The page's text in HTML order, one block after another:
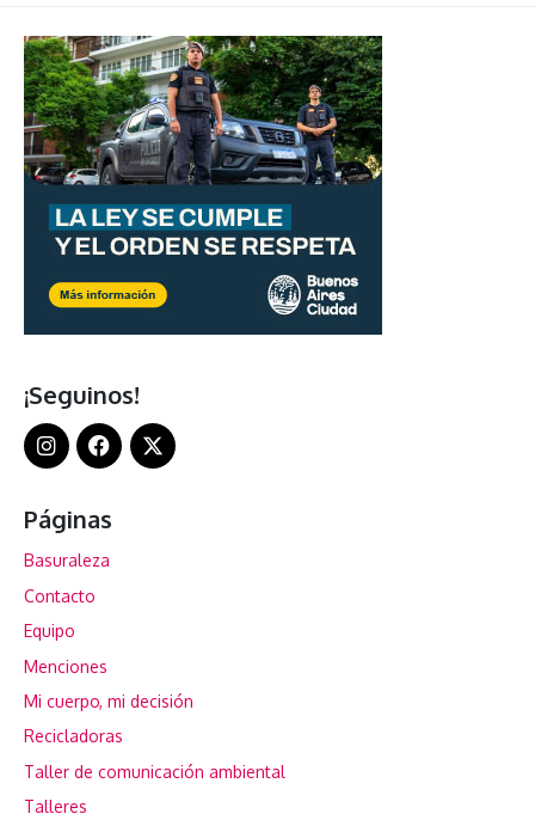
¡Seguinos!
Páginas
Basuraleza
Contacto
Equipo
Menciones
Mi cuerpo, mi decisión
Recicladoras
Taller de comunicación ambiental
Talleres